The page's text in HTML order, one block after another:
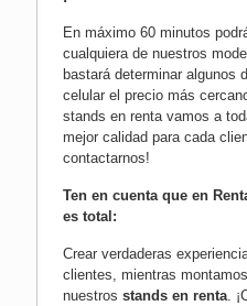
En máximo 60 minutos
cualquiera de nuestros
bastará determinar algunos
celular el precio más
stands en renta vamos a
mejor calidad para cada
contactarnos!
Ten en cuenta que en
es total:
Crear verdaderas
clientes, mientras
nuestros stands en renta.